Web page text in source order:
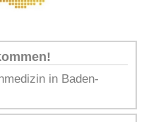
in Baden-